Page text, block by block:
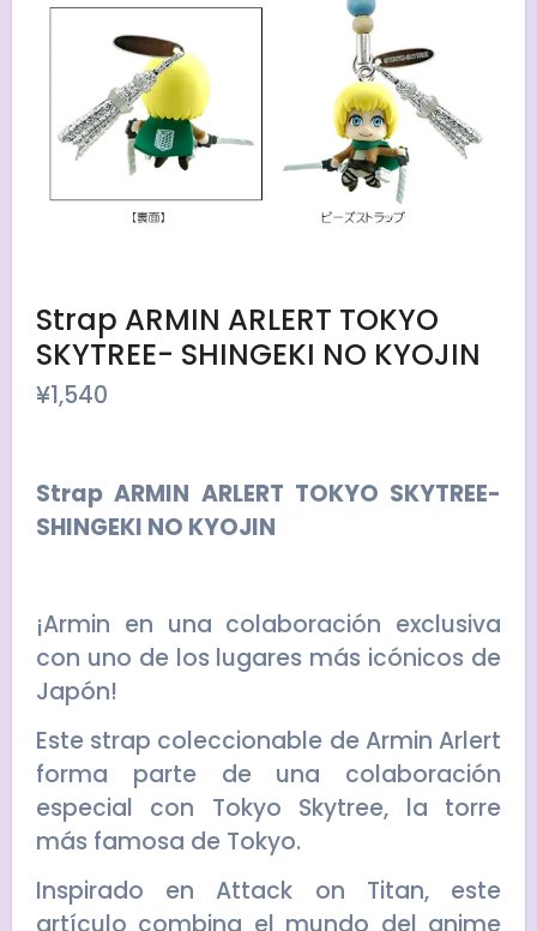
Strap ARMIN ARLERT TOKYO
SKYTREE- SHINGEKI NO KYOJIN
¥1,540
Strap ARMIN ARLERT TOKYO SKYTREE-
SHINGEKI NO KYOJIN
¡Armin en una colaboración exclusiva
con uno de los lugares más icónicos de
Japón!
Este strap coleccionable de Armin Arlert
forma parte de una colaboración
especial con Tokyo Skytree, la torre
más famosa de Tokyo.
Inspirado en Attack on Titan, este
artículo combina el mundo del anime